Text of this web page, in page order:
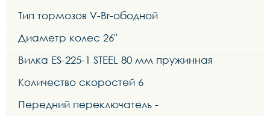
Тип тормозов V-Br-ободной
Диаметр колес 26"
Вилка ES-225-1 STEEL 80 мм пружинная
Количество скоростей 6
Передний переключатель -